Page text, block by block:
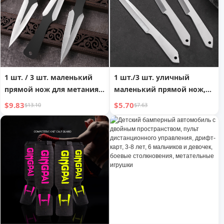
безопасности, комплект
из восьми предметов
для досуга
1 шт. / 3 шт. маленький
прямой нож для метания,
стальная игла для метания
«Мороз» для боевых
искусств, самооборона
$9.83$13.10
1 шт./3 шт. уличный
маленький прямой нож,
дротики, прямой
вращающийся стальной
иглы, метательные ножи
для боевых искусств,
самооборона
$5.70$7.63